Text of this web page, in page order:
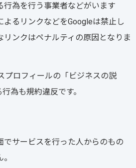
行為を行う事業者などがいます
るリンクなどをGoogleは禁止し
リンクはペナルティの原因となりま
プロフィールの「ビジネスの説
為も規約違反です。
でサービスを行った人からのもの